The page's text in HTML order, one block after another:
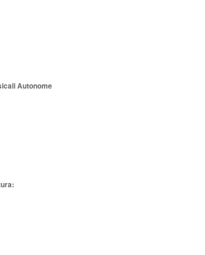
Autonome